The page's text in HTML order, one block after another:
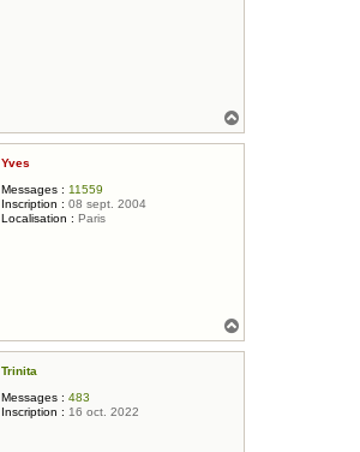
a
Yves
Messages : 11559
Inscription : 08 sept. 2004
Localisation : Paris
a
Trinita
Messages : 483
Inscription : 16 oct. 2022